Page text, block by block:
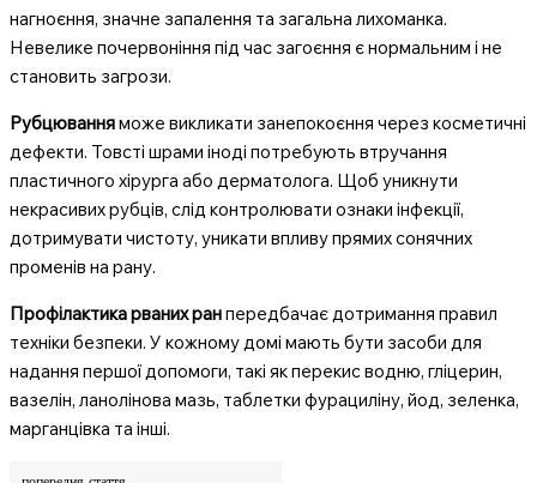
нагноєння, значне запалення та загальна лихоманка.
Невелике почервоніння під час загоєння є нормальним і не
становить загрози.
Рубцюванняможе викликати занепокоєння через косметичні
дефекти. Товсті шрами іноді потребують втручання
пластичного хірурга або дерматолога. Щоб уникнути
некрасивих рубців, слід контролювати ознаки інфекції,
дотримувати чистоту, уникати впливу прямих сонячних
променів на рану.
Профілактика рваних ранпередбачає дотримання правил
техніки безпеки. У кожному домі мають бути засоби для
надання першої допомоги, такі як перекис водню, гліцерин,
вазелін, ланолінова мазь, таблетки фурациліну, йод, зеленка,
марганцівка та інші.